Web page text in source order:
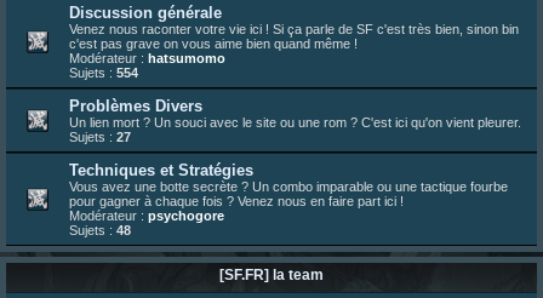
30 juil. 07:22¦hatsumomo:
Un futur indispensable :https://x.com/preterniadotcom/status/20 ... 8820352079
26 juil. 22:09¦hatsumomo:bio de Alex en ligne les gens !
13 juil. 09:53¦hatsumomo
bonjour les amis, je viens de poster ma 1e review de figurine !
23 juin 10:36¦indy:une très chouette SFFR shoutbox !
23 juin 07:30¦hatsumomo:nouvelle trad caniculaire les amis !
23 juin 07:26¦hatsumomo:shoutbox réinitialisée
22 juin 12:27¦indy: Yo !
22 juin 08:49¦veja:Yo
Discussion générale
Venez nous raconter votre vie ici ! Si ça parle de SF c'est très bien, sinon bin
c'est pas grave on vous aime bien quand même !
Modérateur : hatsumomo
Sujets : 554
Problèmes Divers
Un lien mort ? Un souci avec le site ou une rom ? C'est ici qu'on vient pleurer.
Sujets : 27
Techniques et Stratégies
Vous avez une botte secrète ? Un combo imparable ou une tactique fourbe
pour gagner à chaque fois ? Venez nous en faire part ici !
Modérateur : psychogore
Sujets : 48
[SF.FR] la team